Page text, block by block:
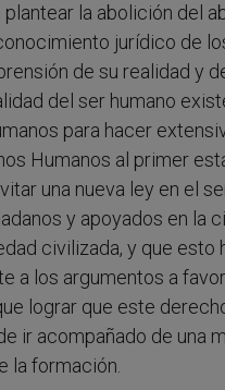
plantear la abolición del
jurídico de
de su realidad y
del ser humano
para hacer
Humanos al primer
una nueva ley en el
y apoyados en la
civilizada, y que
a los argumentos a
lograr que este
ir acompañado de una
la formación.